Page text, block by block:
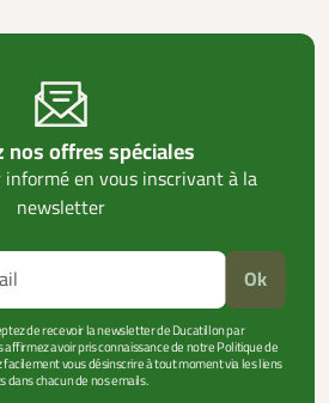
nos offres spéciales
informé en vous inscrivant à la
newsletter
Ok
de recevoir la newsletter de Ducatillon par
avoir pris connaissance de notre Politique de
vous désinscrire à tout moment via les liens
chacun de nos emails.